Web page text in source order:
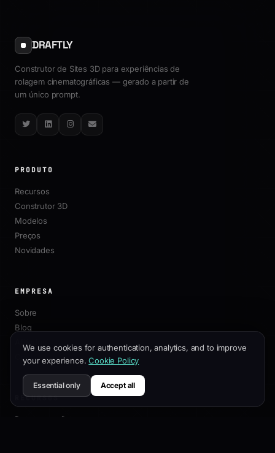
DRAFTLY
Construtor de Sites 3D para experiências de
rolagem cinematográficas — gerado a partir de
um único prompt.
TwitterLinkedInInstagram
Email
PRODUTO
Recursos
Construtor 3D
Modelos
Preços
Novidades
EMPRESA
Sobre
Blog
Contato
RECURSOS
Documentação
We use cookies for authentication, analytics, and to improve
your experience. Cookie Policy
Essential only Accept all